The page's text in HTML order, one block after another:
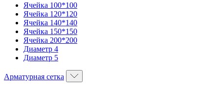
Ячейка 100*100
Ячейка 120*120
Ячейка 140*140
Ячейка 150*150
Ячейка 200*200
Диаметр 4
Диаметр 5
Арматурная сетка